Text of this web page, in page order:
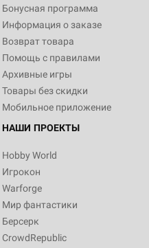
Бонусная программа
Информация о заказе
Возврат товара
Помощь с правилами
Архивные игры
Товары без скидки
Мобильное приложение
НАШИ ПРОЕКТЫ
Hobby World
Игрокон
Warforge
Мир фантастики
Берсерк
CrowdRepublic